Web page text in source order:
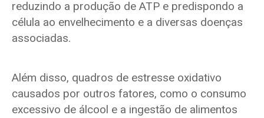
reduzindo a produção de ATP e predispondo a
célula ao envelhecimento e a diversas doenças
associadas.
Além disso, quadros de estresse oxidativo
causados por outros fatores, como o consumo
excessivo de álcool e a ingestão de alimentos